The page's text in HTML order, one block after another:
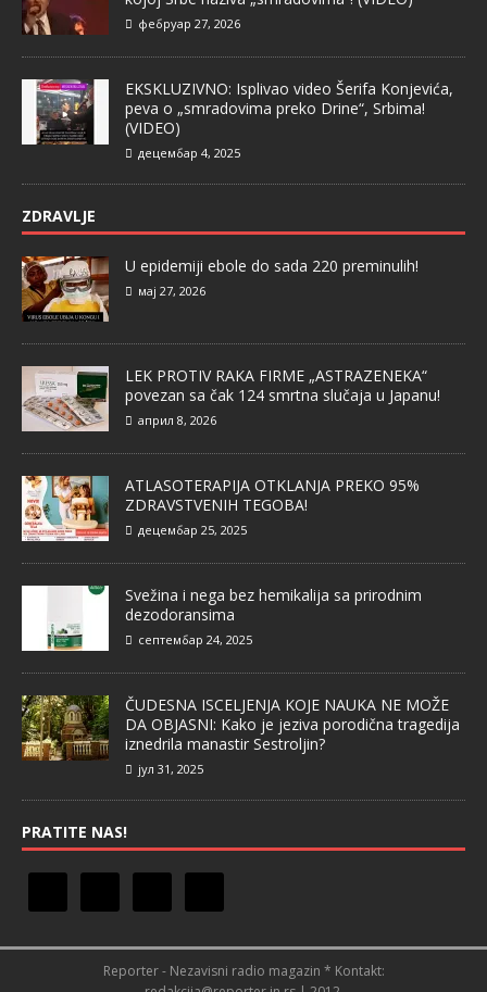
фебруар 27, 2026
EKSKLUZIVNO: Isplivao video Šerifa Konjevića,
peva o „smradovima preko Drine“, Srbima!
(VIDEO)
децембар 4, 2025
ZDRAVLJE
U epidemiji ebole do sada 220 preminulih!
мај 27, 2026
LEK PROTIV RAKA FIRME „ASTRAZENEKA“
povezan sa čak 124 smrtna slučaja u Japanu!
април 8, 2026
ATLASOTERAPIJA OTKLANJA PREKO 95%
ZDRAVSTVENIH TEGOBA!
децембар 25, 2025
Svežina i nega bez hemikalija sa prirodnim
dezodoransima
септембар 24, 2025
ČUDESNA ISCELJENJA KOJE NAUKA NE MOŽE
DA OBJASNI: Kako je jeziva porodična tragedija
iznedrila manastir Sestroljin?
јул 31, 2025
PRATITE NAS!
Reporter - Nezavisni radio magazin * Kontakt: